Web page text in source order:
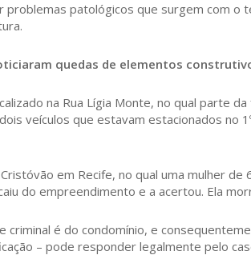
patológicos que surgem com o
quedas de elementos
na Rua Lígia Monte, no qual parte
veículos que estavam estacionados no
em Recife, no qual uma mulher
do empreendimento e a acertou. Ela
criminal é do condomínio, e
– pode responder legalmente pelo